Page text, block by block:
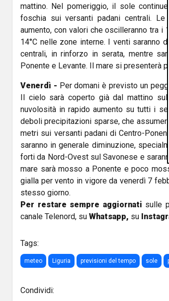
mattino. Nel pomeriggio, il sole
foschia sui versanti padani centrali.
aumento, con valori che oscilleranno tra i
14°C nelle zone interne. I venti saranno
centrali, in rinforzo in serata, mentre
Ponente e Levante. Il mare si presenterà
Venerdì - Per domani è previsto un
Il cielo sarà coperto già dal mattino
nuvolosità in rapido aumento su tutti i
deboli precipitazioni sparse, che
metri sui versanti padani di Centro-
saranno in generale diminuzione,
forti da Nord-Ovest sul Savonese e
mare sarà mosso a Ponente e poco
gialla per vento in vigore da venerdì 7
stesso giorno.
Per restare sempre aggiornati sulle
canale Telenord, su Whatsapp, su
Tags:
meteo Liguria previsioni del tempo sole
Condividi: